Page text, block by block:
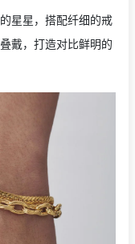
星星，搭配纤细的戒
戴，打造对比鲜明的